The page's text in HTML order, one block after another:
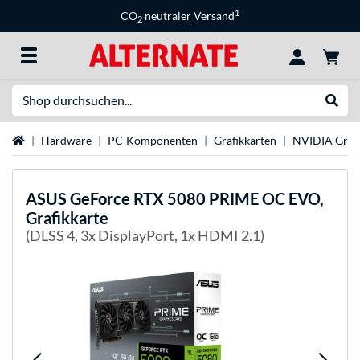
CO2 neutraler Versand1
StartseiteHardware PC-Komponenten Grafikkarten NVIDIA
ASUS GeForce RTX 5080 PRIME OC EVO,
Grafikkarte
(DLSS 4, 3x DisplayPort, 1x HDMI 2.1)